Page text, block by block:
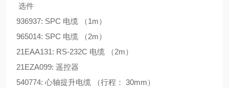
选件
936937: SPC 电缆 （1m）
965014: SPC 电缆 （2m）
21EAA131: RS-232C 电缆 （2m）
21EZA099: 遥控器
540774: 心轴提升电缆 （行程： 30mm）